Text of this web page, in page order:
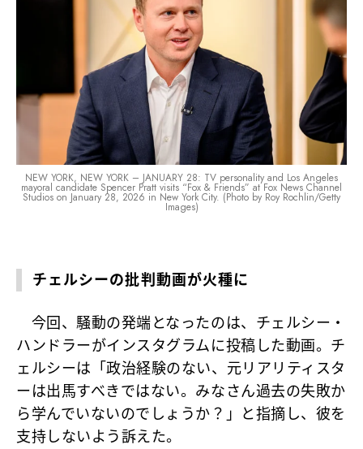
NEW YORK, NEW YORK – JANUARY 28: TV personality and Los Angeles
mayoral candidate Spencer Pratt visits “Fox & Friends” at Fox News Channel
Studios on January 28, 2026 in New York City. (Photo by Roy Rochlin/Getty
Images)
チェルシーの批判動画が火種に
今回、騒動の発端となったのは、チェルシー・
ハンドラーがインスタグラムに投稿した動画。チ
ェルシーは「政治経験のない、元リアリティスタ
ーは出馬すべきではない。みなさん過去の失敗か
ら学んでいないのでしょうか？」と指摘し、彼を
支持しないよう訴えた。